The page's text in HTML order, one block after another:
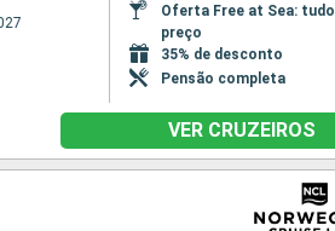
Oferta Free at Sea:
preço
35% de desconto
Pensão completa
VER CRUZEIROS